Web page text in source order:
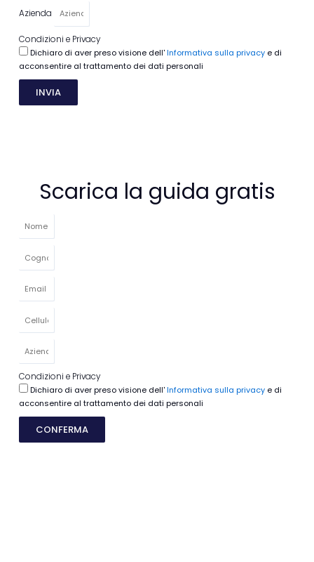
Azienda
Condizioni e Privacy
Dichiaro di aver preso visione dell'Informativa sulla privacye di
acconsentire al trattamento dei dati personali
INVIA
Scarica la guida gratis
Condizioni e Privacy
Dichiaro di aver preso visione dell'Informativa sulla privacye di
acconsentire al trattamento dei dati personali
CONFERMA